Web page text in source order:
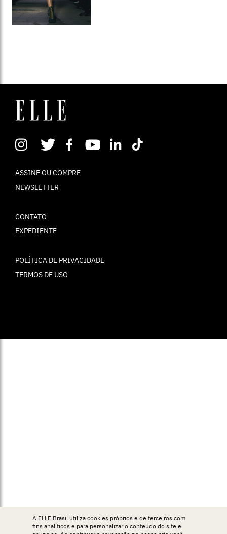
ASSINE OU COMPRE
NEWSLETTER
CONTATO
EXPEDIENTE
POLÍTICA DE PRIVACIDADE
TERMOS DE USO
A ELLE Brasil utiliza cookies próprios e de terceiros com
fins analíticos e para personalizar o conteúdo do site e